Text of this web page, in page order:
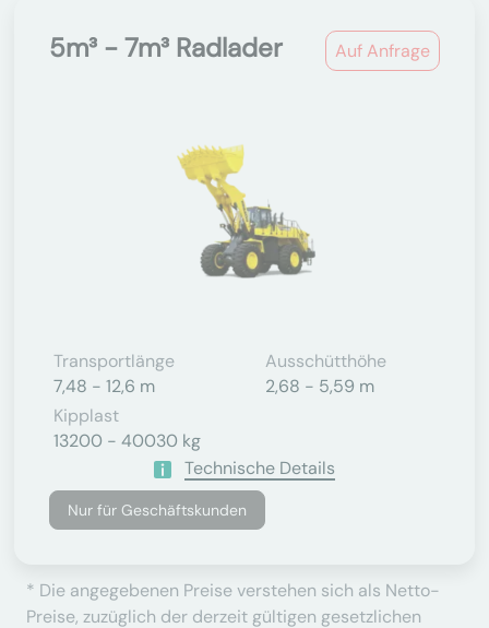
Auf Anfrage
5m³ - 7m³ Radlader
Transportlänge
7,48 - 12,6 m
Ausschütthöhe
2,68 - 5,59 m
Kipplast
13200 - 40030 kg
Technische Details
Nur für Geschäftskunden
* Die angegebenen Preise verstehen sich als Netto-
Preise, zuzüglich der derzeit gültigen gesetzlichen